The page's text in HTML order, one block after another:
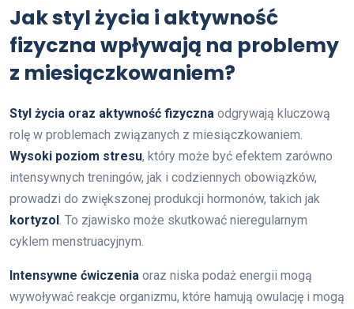
Jak styl życia i aktywność
fizyczna wpływają na problemy
z miesiączkowaniem?
Styl życia oraz aktywność fizyczna odgrywają kluczową
rolę w problemach związanych z miesiączkowaniem.
Wysoki poziom stresu, który może być efektem zarówno
intensywnych treningów, jak i codziennych obowiązków,
prowadzi do zwiększonej produkcji hormonów, takich jak
kortyzol . To zjawisko może skutkować nieregularnym
cyklem menstruacyjnym.
Intensywne ćwiczenia oraz niska podaż energii mogą
wywoływać reakcje organizmu, które hamują owulację i mogą